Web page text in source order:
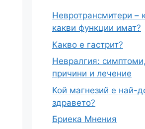
Невротрансмитери –
какви функции имат?
Какво е гастрит?
Невралгия:
причини и лечение
Кой магнезий е най-
здравето?
Бриека Мнения